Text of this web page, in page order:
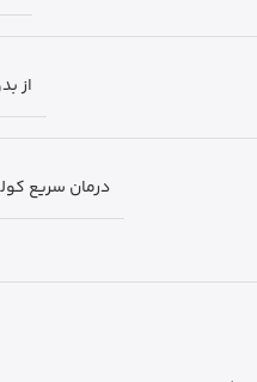
از
درمان سریع